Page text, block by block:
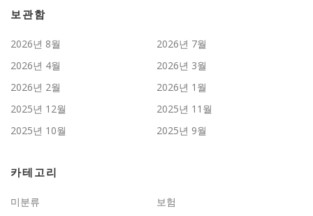
보관함
2026년 8월
2026년 7월
2026년 4월
2026년 3월
2026년 2월
2026년 1월
2025년 12월
2025년 11월
2025년 10월
2025년 9월
카테고리
미분류 보험